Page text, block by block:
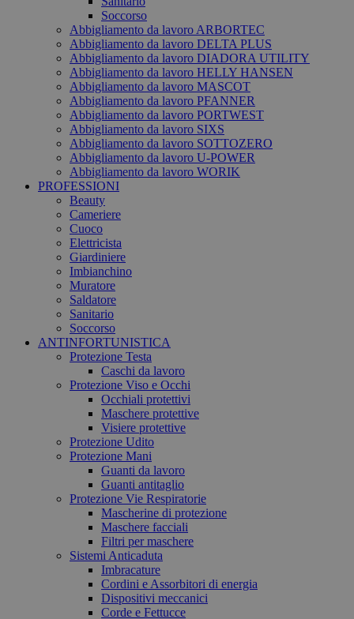
Soccorso
Abbigliamento da lavoro ARBORTEC
Abbigliamento da lavoro DELTA PLUS
Abbigliamento da lavoro DIADORA UTILITY
Abbigliamento da lavoro HELLY HANSEN
Abbigliamento da lavoro MASCOT
Abbigliamento da lavoro PFANNER
Abbigliamento da lavoro PORTWEST
Abbigliamento da lavoro SIXS
Abbigliamento da lavoro SOTTOZERO
Abbigliamento da lavoro U-POWER
Abbigliamento da lavoro WORIK
PROFESSIONI
Beauty
Cameriere
Cuoco
Elettricista
Giardiniere
Imbianchino
Muratore
Saldatore
Sanitario
Soccorso
ANTINFORTUNISTICA
Protezione Testa
Caschi da lavoro
Protezione Viso e Occhi
Occhiali protettivi
Maschere protettive
Visiere protettive
Protezione Udito
Protezione Mani
Guanti da lavoro
Guanti antitaglio
Protezione Vie Respiratorie
Mascherine di protezione
Maschere facciali
Filtri per maschere
Sistemi Anticaduta
Imbracature
Cordini e Assorbitori di energia
Dispositivi meccanici
Corde e Fettucce